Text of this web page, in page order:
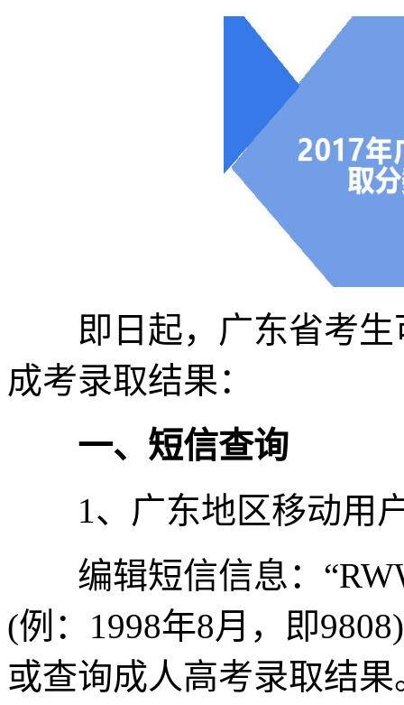
即日起，广东省考生
成考录取结果：
一、短信查询
1、广东地区移动用
编辑短信信息：
(例：1998年8月，即
或查询成人高考录取结果